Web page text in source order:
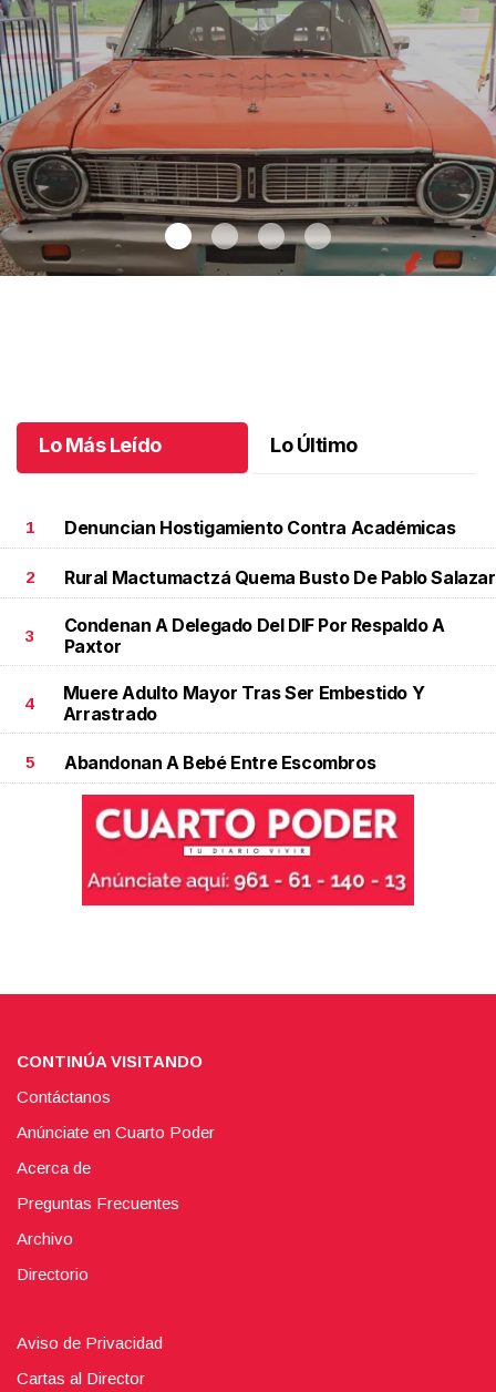
Lo Más Leído Lo Último
1 Denuncian Hostigamiento Contra Académicas
2 Rural Mactumactzá Quema Busto De Pablo Salazar
3
Condenan A Delegado Del DIF Por Respaldo A
Paxtor
4
Muere Adulto Mayor Tras Ser Embestido Y
Arrastrado
5 Abandonan A Bebé Entre Escombros
CONTINÚA VISITANDO
Contáctanos
Anúnciate en Cuarto Poder
Acerca de
Preguntas Frecuentes
Archivo
Directorio
Aviso de Privacidad
Cartas al Director